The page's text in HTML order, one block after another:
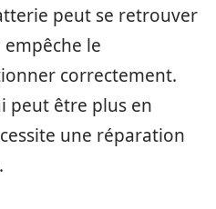
peut se retrouver
le
correctement.
peut être plus en
une réparation